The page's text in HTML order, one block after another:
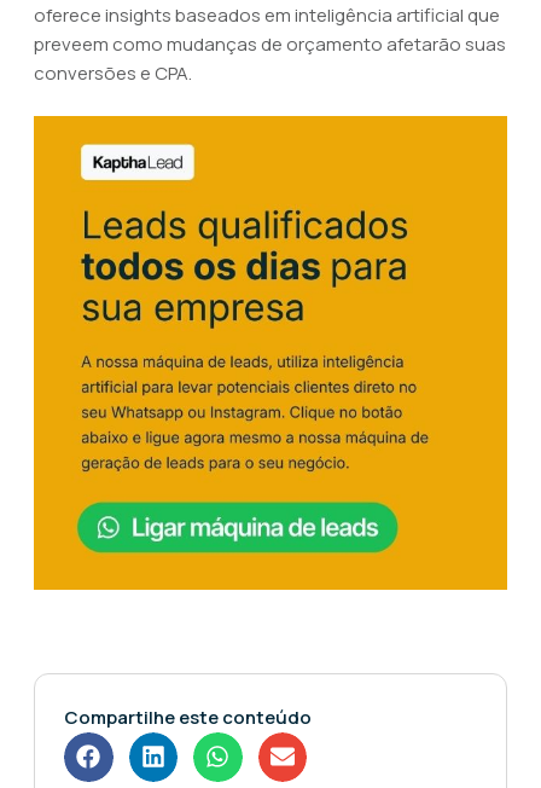
oferece insights baseados em inteligência artificial que
preveem como mudanças de orçamento afetarão suas
conversões e CPA.
Compartilhe este conteúdo